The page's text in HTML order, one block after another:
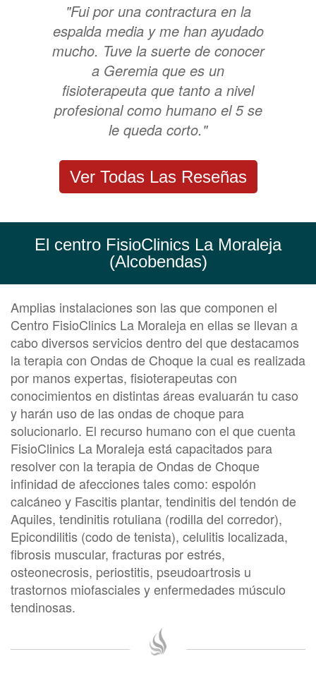
"Fui por una contractura en la
espalda media y me han ayudado
mucho. Tuve la suerte de conocer
a Geremia que es un
fisioterapeuta que tanto a nivel
profesional como humano el 5 se
le queda corto."
Ver Todas Las Reseñas
El centro FisioClinics La Moraleja
(Alcobendas)
Amplias instalaciones son las que componen el
Centro FisioClinics La Moraleja en ellas se llevan a
cabo diversos servicios dentro del que destacamos
la terapia con Ondas de Choque la cual es realizada
por manos expertas, fisioterapeutas con
conocimientos en distintas áreas evaluarán tu caso
y harán uso de las ondas de choque para
solucionarlo. El recurso humano con el que cuenta
FisioClinics La Moraleja está capacitados para
resolver con la terapia de Ondas de Choque
infinidad de afecciones tales como: espolón
calcáneo y Fascitis plantar, tendinitis del tendón de
Aquiles, tendinitis rotuliana (rodilla del corredor),
Epicondilitis (codo de tenista), celulitis localizada,
fibrosis muscular, fracturas por estrés,
osteonecrosis, periostitis, pseudoartrosis u
trastornos miofasciales y enfermedades músculo
tendinosas.